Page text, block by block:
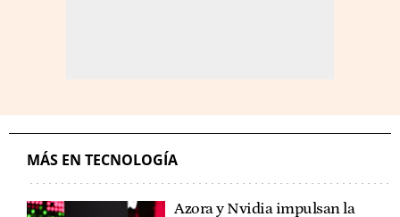
MÁS EN TECNOLOGÍA
Azora y Nvidia impulsan la